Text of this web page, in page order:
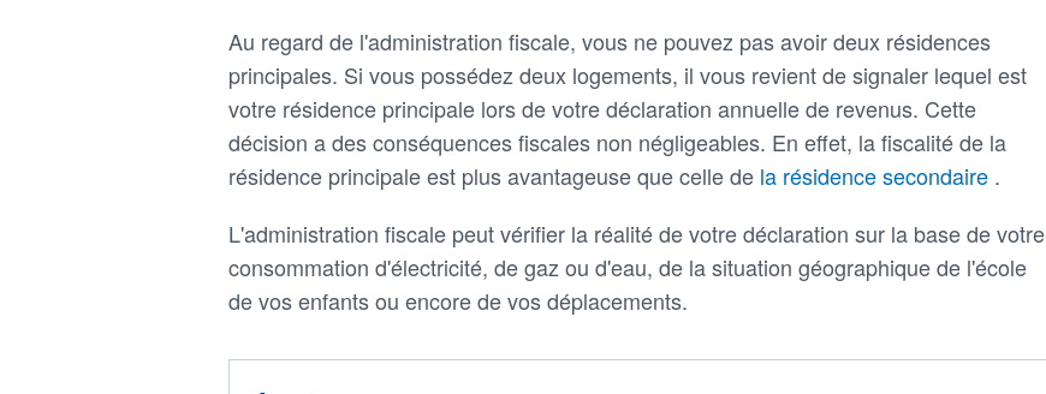
Au regard de l'administration fiscale, vous ne pouvez pas avoir deux résidences
principales. Si vous possédez deux logements, il vous revient de signaler lequel est
votre résidence principale lors de votre déclaration annuelle de revenus. Cette
décision a des conséquences fiscales non négligeables. En effet, la fiscalité de la
résidence principale est plus avantageuse que celle de la résidence secondaire .
L'administration fiscale peut vérifier la réalité de votre déclaration sur la base de votre
consommation d'électricité, de gaz ou d'eau, de la situation géographique de l'école
de vos enfants ou encore de vos déplacements.